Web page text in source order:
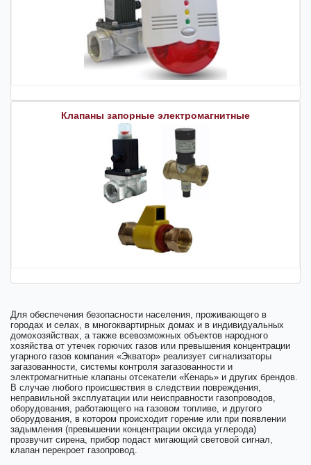
Клапаны запорные электромагнитные
Для обеспечения безопасности населения, проживающего в
городах и селах, в многоквартирных домах и в индивидуальных
домохозяйствах, а также всевозможных объектов народного
хозяйства от утечек горючих газов или превышения концентрации
угарного газов компания «Экватор» реализует сигнализаторы
загазованности, системы контроля загазованности и
электромагнитные клапаны отсекатели «Кенарь» и других брендов.
В случае любого происшествия в следствии повреждения,
неправильной эксплуатации или неисправности газопроводов,
оборудования, работающего на газовом топливе, и другого
оборудования, в котором происходит горение или при появлении
задымления (превышении концентрации оксида углерода)
прозвучит сирена, прибор подаст мигающий световой сигнал,
клапан перекроет газопровод.